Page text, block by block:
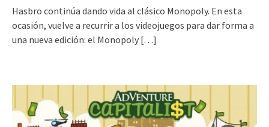
Hasbro continúa dando vida al clásico Monopoly. En esta
ocasión, vuelve a recurrir a los videojuegos para dar forma a
una nueva edición: el Monopoly […]